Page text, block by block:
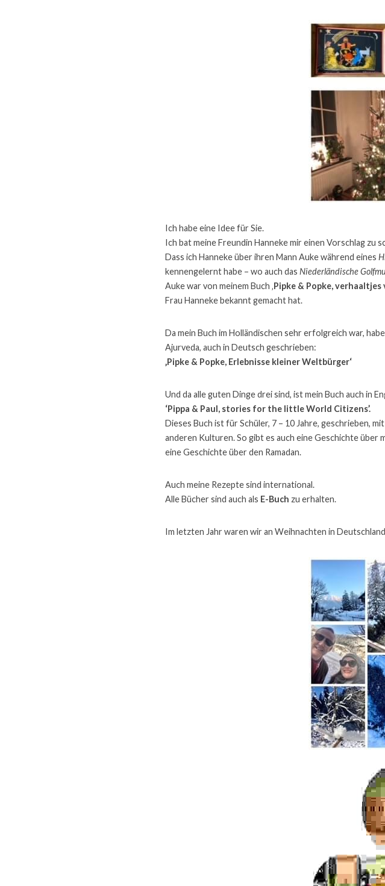
Ich habe eine Idee für Sie.
Ich bat meine Freundin Hanneke mir einen Vorschlag zu
Dass ich Hanneke über ihren Mann Auke während eines
kennengelernt habe – wo auch das Niederländische
Auke war von meinem Buch ‚Pipke & Popke,
Frau Hanneke bekannt gemacht hat.
Da mein Buch im Holländischen sehr erfolgreich war,
Ajurveda, auch in Deutsch geschrieben:
‚Pipke & Popke, Erlebnisse kleiner Weltbürger‘
Und da alle guten Dinge drei sind, ist mein Buch auch in
‘Pippa & Paul, stories for the little World Citizens’.
Dieses Buch ist für Schüler, 7 – 10 Jahre, geschrieben,
anderen Kulturen. So gibt es auch eine Geschichte über
eine Geschichte über den Ramadan.
Auch meine Rezepte sind international.
Alle Bücher sind auch als E-Buch zu erhalten.
Im letzten Jahr waren wir an Weihnachten in